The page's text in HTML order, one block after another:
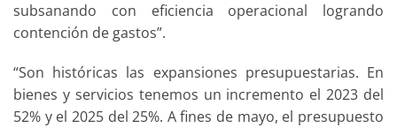
subsanando con eficiencia operacional logrando
contención de gastos”.
“Son históricas las expansiones presupuestarias. En
bienes y servicios tenemos un incremento el 2023 del
52% y el 2025 del 25%. A fines de mayo, el presupuesto